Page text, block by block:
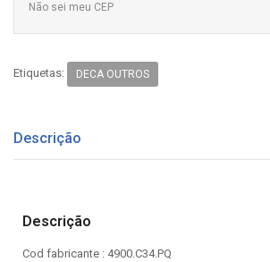
Não sei meu CEP
Etiquetas: DECA OUTROS
Descrição
Descrição
Cod fabricante : 4900.C34.PQ